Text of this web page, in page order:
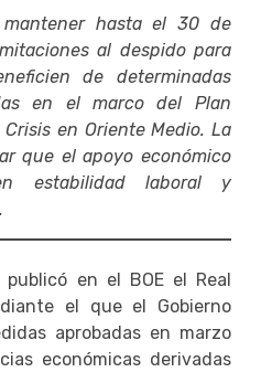
hasta el 30 de
al despido para
de determinadas
en el marco del Plan
en Oriente Medio. La
que el apoyo económico
estabilidad laboral y
en el BOE el Real
el que el Gobierno
aprobadas en marzo
económicas derivadas